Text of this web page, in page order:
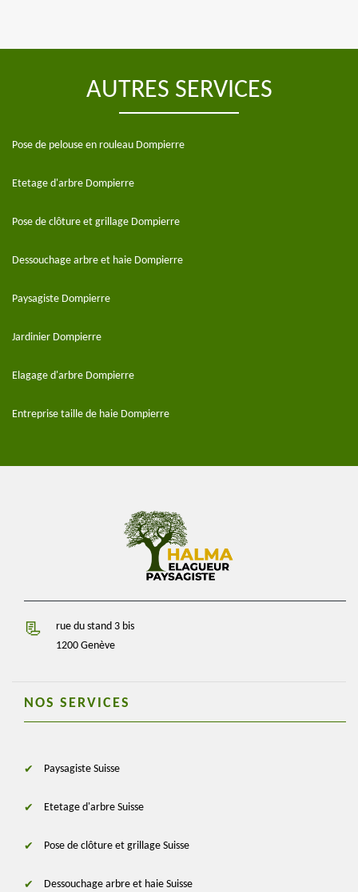
AUTRES SERVICES
Pose de pelouse en rouleau Dompierre
Etetage d'arbre Dompierre
Pose de clôture et grillage Dompierre
Dessouchage arbre et haie Dompierre
Paysagiste Dompierre
Jardinier Dompierre
Elagage d'arbre Dompierre
Entreprise taille de haie Dompierre
rue du stand 3 bis
1200 Genève
NOS SERVICES
Paysagiste Suisse
Etetage d'arbre Suisse
Pose de clôture et grillage Suisse
Dessouchage arbre et haie Suisse